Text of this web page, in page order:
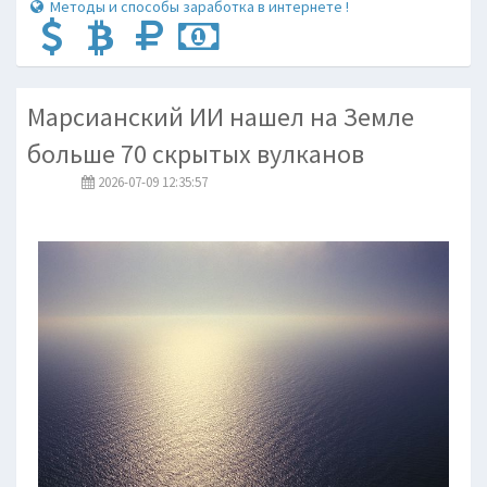
Методы и способы заработка в интернете !
Марсианский ИИ нашел на Земле
больше 70 скрытых вулканов
2026-07-09 12:35:57